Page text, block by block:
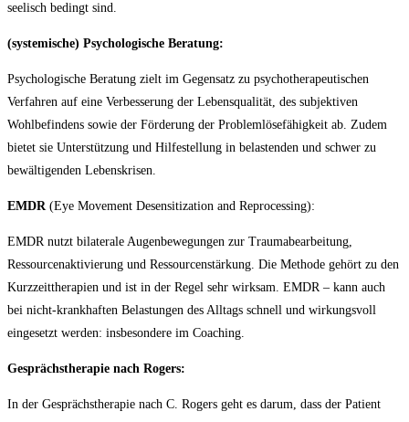
seelisch bedingt sind.
(systemische) Psychologische Beratung:
Psychologische Beratung zielt im Gegensatz zu psychotherapeutischen
Verfahren auf eine Verbesserung der Lebensqualität, des subjektiven
Wohlbefindens sowie der Förderung der Problemlösefähigkeit ab. Zudem
bietet sie Unterstützung und Hilfestellung in belastenden und schwer zu
bewältigenden Lebenskrisen.
EMDR(Eye Movement Desensitization and Reprocessing):
EMDR nutzt bilaterale Augenbewegungen zur Traumabearbeitung,
Ressourcenaktivierung und Ressourcenstärkung. Die Methode gehört zu den
Kurzzeittherapien und ist in der Regel sehr wirksam. EMDR – kann auch
bei nicht-krankhaften Belastungen des Alltags schnell und wirkungsvoll
eingesetzt werden: insbesondere im Coaching.
Gesprächstherapie nach Rogers:
In der Gesprächstherapie nach C. Rogers geht es darum, dass der Patient